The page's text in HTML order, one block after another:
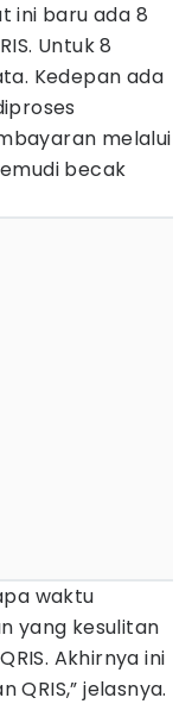
ini baru ada 8
Untuk 8
Kedepan ada
melalui
becak
waktu
yang kesulitan
Akhirnya ini
jelasnya.